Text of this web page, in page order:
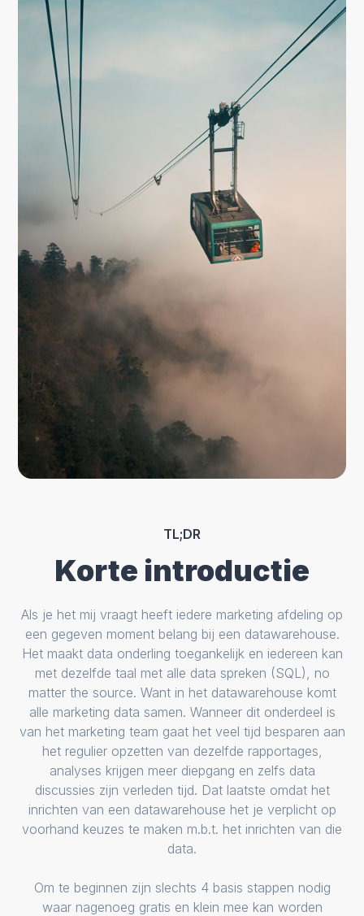
TL;DR
Korte introductie
Als je het mij vraagt heeft iedere marketing afdeling op
een gegeven moment belang bij een datawarehouse.
Het maakt data onderling toegankelijk en iedereen kan
met dezelfde taal met alle data spreken (SQL), no
matter the source. Want in het datawarehouse komt
alle marketing data samen. Wanneer dit onderdeel is
van het marketing team gaat het veel tijd besparen aan
het regulier opzetten van dezelfde rapportages,
analyses krijgen meer diepgang en zelfs data
discussies zijn verleden tijd. Dat laatste omdat het
inrichten van een datawarehouse het je verplicht op
voorhand keuzes te maken m.b.t. het inrichten van die
data.
Om te beginnen zijn slechts 4 basis stappen nodig
waar nagenoeg gratis en klein mee kan worden